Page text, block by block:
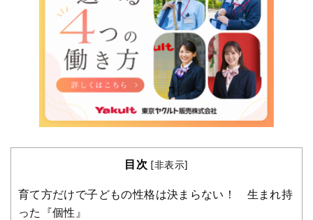
目次 [非表示]
育て方だけで子どもの性格は決まらない！ 生まれ持
った『個性』